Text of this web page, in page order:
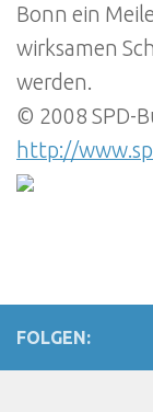
Bonn ein
wirksamen
werden.
© 2008 SPD-
http://
FOLGEN: